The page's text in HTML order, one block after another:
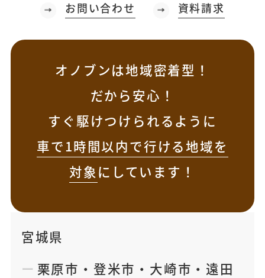
お問い合わせ 資料請求
オノブンは地域密着型！
だから安心！
すぐ駆けつけられるように
車で1時間以内で行ける地域を
対象にしています！
宮城県
栗原市 ・ 登米市 ・ 大崎市 ・ 遠田